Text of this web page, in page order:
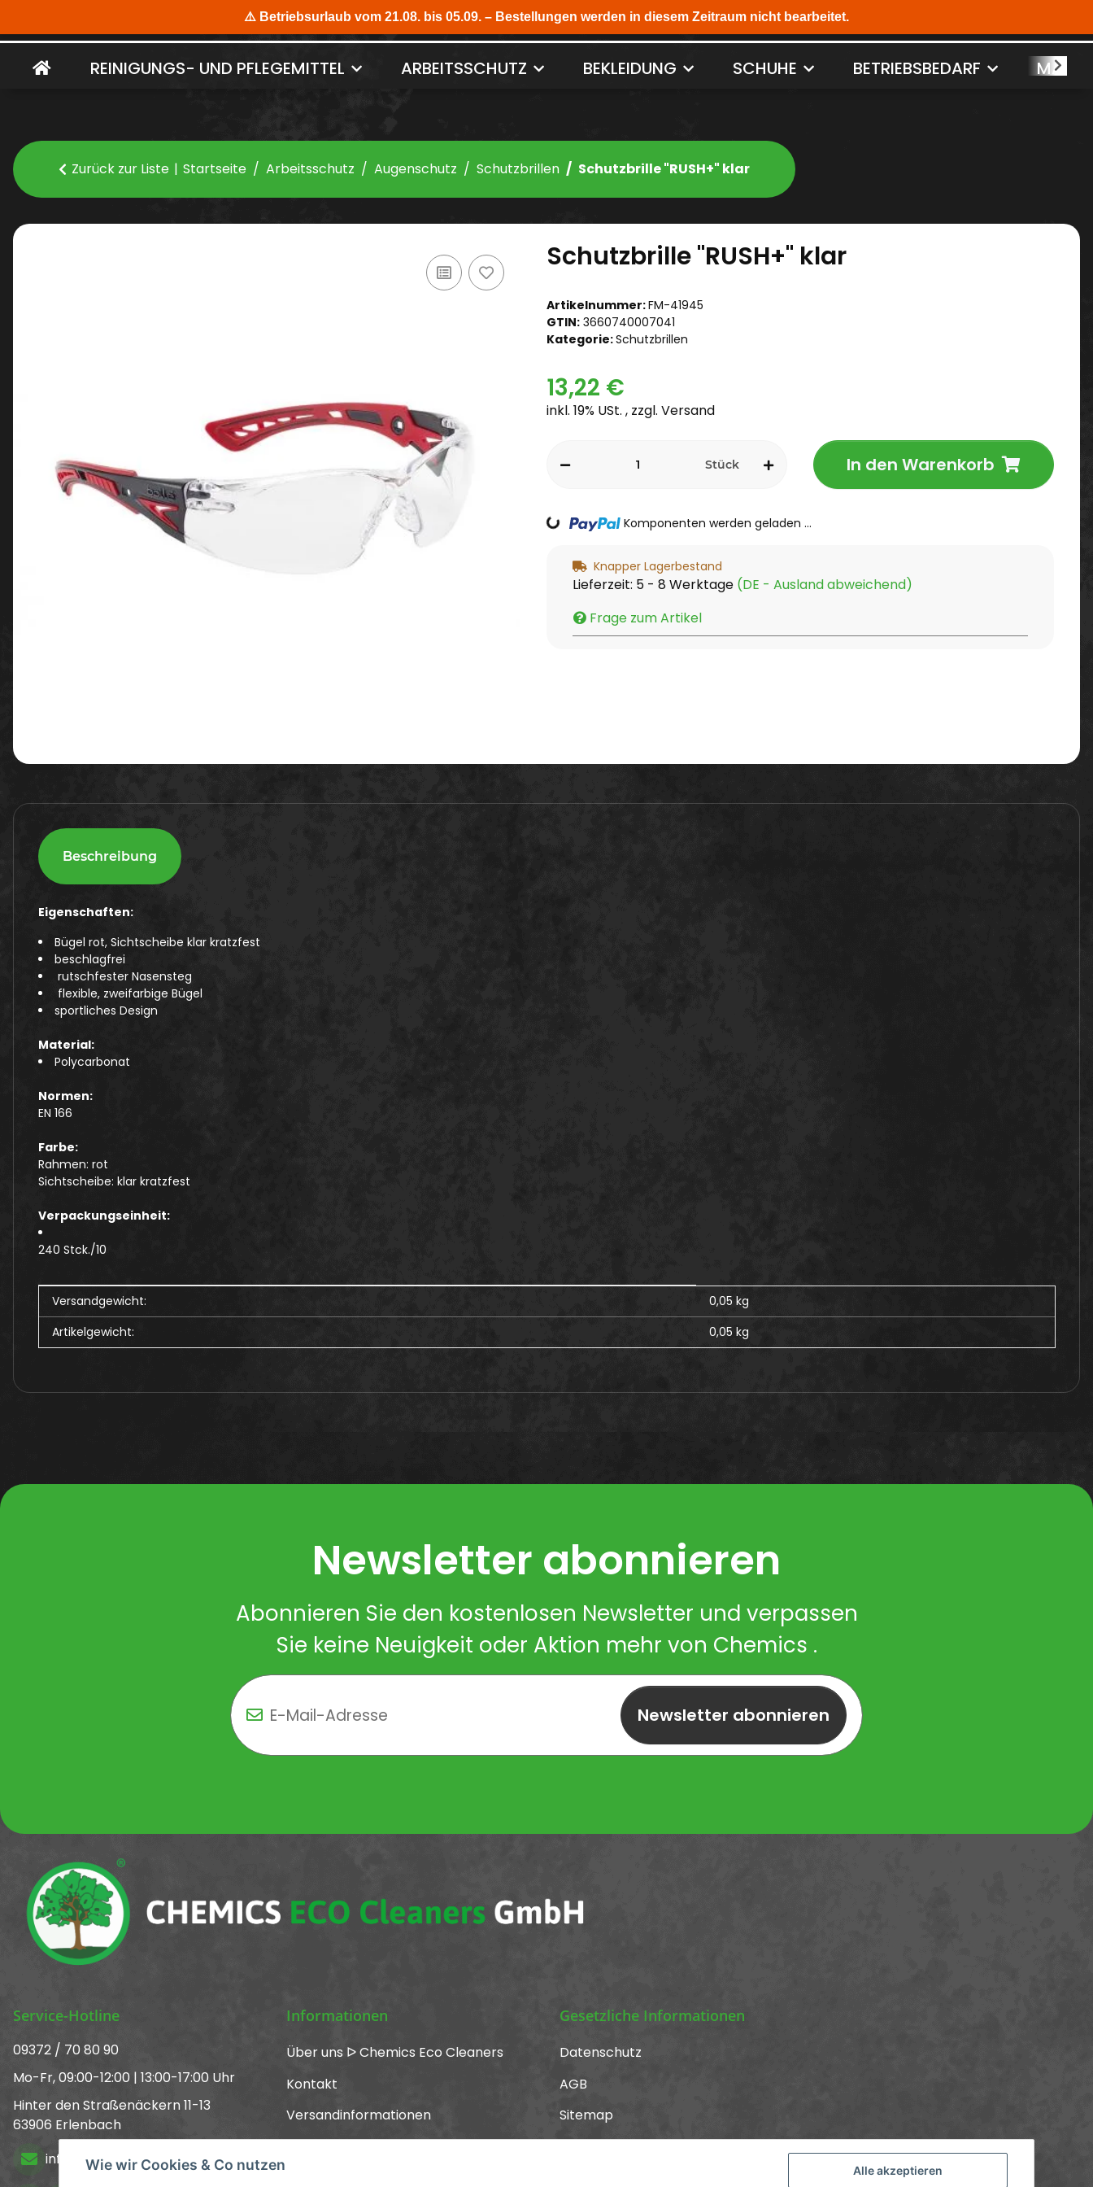
Alle akzeptieren
Wie wir Cookies & Co nutzen
REINIGUNGS- UND PFLEGEMITTEL ARBEITSSCHUTZ BEKLEIDUNG SCHUHE BETRIEBSBEDARF
Zurück zur Liste Startseite Arbeitsschutz Augenschutz Schutzbrillen Schutzbrille "RUSH+" klar
Schutzbrille "RUSH+" klar
Artikelnummer:FM-41945
GTIN: 3660740007041
Kategorie:Schutzbrillen
13,22 €
inkl. 19% USt. , zzgl. Versand
Stück In den Warenkorb
Loading... Komponenten werden geladen ...
Knapper Lagerbestand
Lieferzeit: 5 - 8 Werktage (DE - Ausland abweichend)
Frage zum Artikel
Beschreibung
Eigenschaften:
Bügel rot, Sichtscheibe klar kratzfest
beschlagfrei
rutschfester Nasensteg
flexible, zweifarbige Bügel
sportliches Design
Material:
Polycarbonat
Normen:
EN 166
Farbe:
Rahmen: rot
Sichtscheibe: klar kratzfest
Verpackungseinheit:
240 Stck./10
Produkteigenschaft
Wert
Versandgewicht:
0,05 kg
Artikelgewicht:
0,05 kg
Newsletter abonnieren
Abonnieren Sie den kostenlosen Newsletter und verpassen
Sie keine Neuigkeit oder Aktion mehr von Chemics .
Newsletter abonnieren
Service-Hotline
09372 / 70 80 90
Mo-Fr, 09:00-12:00 | 13:00-17:00 Uhr
Hinter den Straßenäckern 11-13
63906 Erlenbach
info@chemics.eu
Informationen
Über uns ᐅ Chemics Eco Cleaners
Kontakt
Versandinformationen
Newsletter
Gesetzliche Informationen
Datenschutz
AGB
Sitemap
Impressum